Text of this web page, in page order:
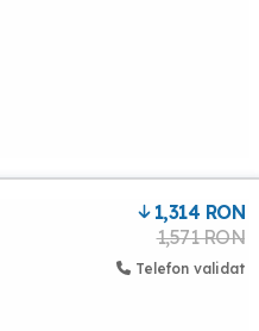
1,314 RON
1,571 RON
Telefon validat